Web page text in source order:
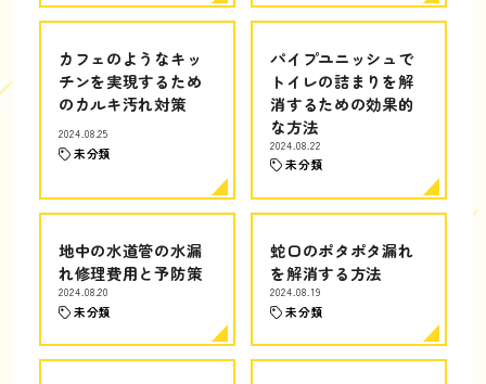
カフェのようなキッ
チンを実現するため
のカルキ汚れ対策
2024.08.25
未分類
パイプユニッシュで
トイレの詰まりを解
消するための効果的
な方法
2024.08.22
未分類
地中の水道管の水漏
れ修理費用と予防策
2024.08.20
未分類
蛇口のポタポタ漏れ
を解消する方法
2024.08.19
未分類